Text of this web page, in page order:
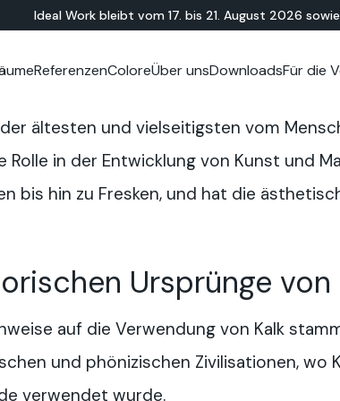
Ideal Work bleibt vom 17. bis 21. August 2026
Architop®
MINERALHARZ-
HYBRID
Solidro
Purometallo
Acid Stain-
ReferenzenColoreÜber uns
Showroom
DownloadsFür die
Shop VerarbeiterShowroom
ältesten und vielseitigsten vom
Rolle in der Entwicklung von Kunst und
bis hin zu Fresken, und hat die
Ursprünge von
auf die Verwendung von Kalk
und phönizischen Zivilisationen, wo
verwendet wurde.